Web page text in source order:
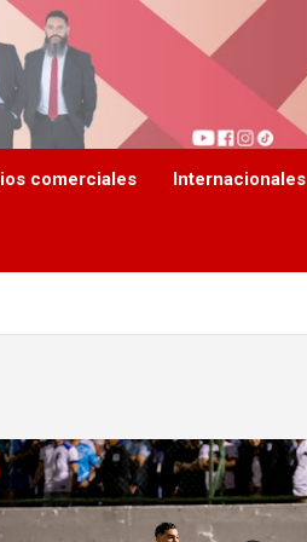
comerciales Internacionales